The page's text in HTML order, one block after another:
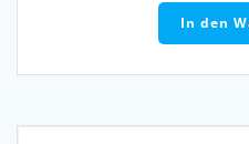
In den